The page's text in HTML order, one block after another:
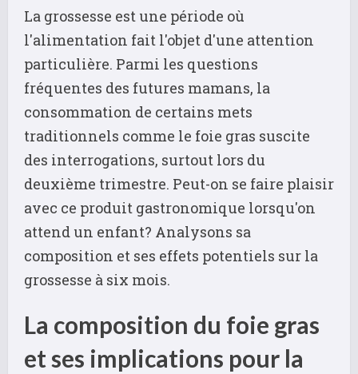
La grossesse est une période où
l'alimentation fait l'objet d'une attention
particulière. Parmi les questions
fréquentes des futures mamans, la
consommation de certains mets
traditionnels comme le foie gras suscite
des interrogations, surtout lors du
deuxième trimestre. Peut-on se faire plaisir
avec ce produit gastronomique lorsqu'on
attend un enfant? Analysons sa
composition et ses effets potentiels sur la
grossesse à six mois.
La composition du foie gras
et ses implications pour la